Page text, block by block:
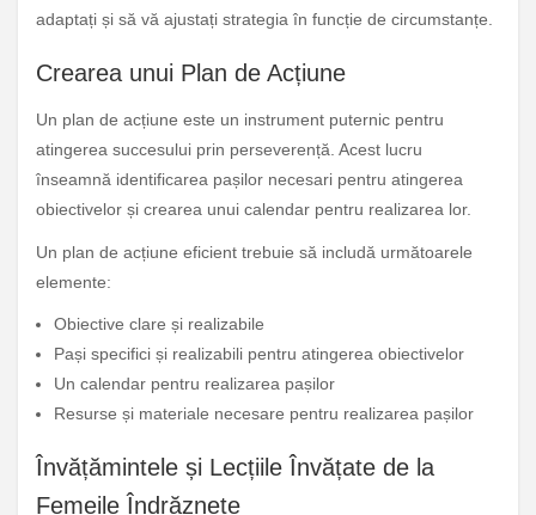
adaptați și să vă ajustați strategia în funcție de circumstanțe.
Crearea unui Plan de Acțiune
Un plan de acțiune este un instrument puternic pentru
atingerea succesului prin perseverență. Acest lucru
înseamnă identificarea pașilor necesari pentru atingerea
obiectivelor și crearea unui calendar pentru realizarea lor.
Un plan de acțiune eficient trebuie să includă următoarele
elemente:
Obiective clare și realizabile
Pași specifici și realizabili pentru atingerea obiectivelor
Un calendar pentru realizarea pașilor
Resurse și materiale necesare pentru realizarea pașilor
Învățămintele și Lecțiile Învățate de la
Femeile Îndrăznețe